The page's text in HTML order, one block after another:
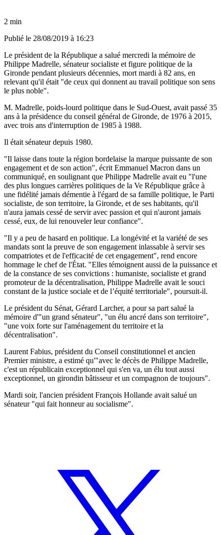
2 min
Publié le 28/08/2019 à 16:23
Le président de la République a salué mercredi la mémoire de
Philippe Madrelle, sénateur socialiste et figure politique de la
Gironde pendant plusieurs décennies, mort mardi à 82 ans, en
relevant qu'il était "de ceux qui donnent au travail politique son sens
le plus noble".
M. Madrelle, poids-lourd politique dans le Sud-Ouest, avait passé 35
ans à la présidence du conseil général de Gironde, de 1976 à 2015,
avec trois ans d'interruption de 1985 à 1988.
Il était sénateur depuis 1980.
"Il laisse dans toute la région bordelaise la marque puissante de son
engagement et de son action", écrit Emmanuel Macron dans un
communiqué, en soulignant que Philippe Madrelle avait eu "l'une
des plus longues carrières politiques de la Ve République grâce à
une fidélité jamais démentie à l'égard de sa famille politique, le Parti
socialiste, de son territoire, la Gironde, et de ses habitants, qu'il
n'aura jamais cessé de servir avec passion et qui n'auront jamais
cessé, eux, de lui renouveler leur confiance".
"Il y a peu de hasard en politique. La longévité et la variété de ses
mandats sont la preuve de son engagement inlassable à servir ses
compatriotes et de l'efficacité de cet engagement", rend encore
hommage le chef de l'État. "Elles témoignent aussi de la puissance et
de la constance de ses convictions : humaniste, socialiste et grand
promoteur de la décentralisation, Philippe Madrelle avait le souci
constant de la justice sociale et de l’équité territoriale", poursuit-il.
Le président du Sénat, Gérard Larcher, a pour sa part salué la
mémoire d'"un grand sénateur", "un élu ancré dans son territoire",
"une voix forte sur l'aménagement du territoire et la
décentralisation".
Laurent Fabius, président du Conseil constitutionnel et ancien
Premier ministre, a estimé qu'"avec le décès de Philippe Madrelle,
c'est un républicain exceptionnel qui s'en va, un élu tout aussi
exceptionnel, un girondin bâtisseur et un compagnon de toujours".
Mardi soir, l'ancien président François Hollande avait salué un
sénateur "qui fait honneur au socialisme".